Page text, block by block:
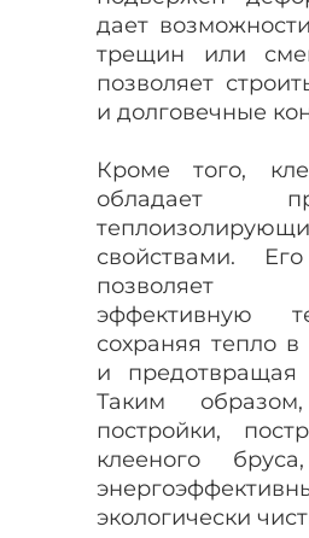
дает
трещин или
позволяет
и долговечные
Кроме того,
обладает
свойствами.
позволяет
эффективную
сохраняя тепло
и предотвращая
Таким
постройки,
клееного
экологически